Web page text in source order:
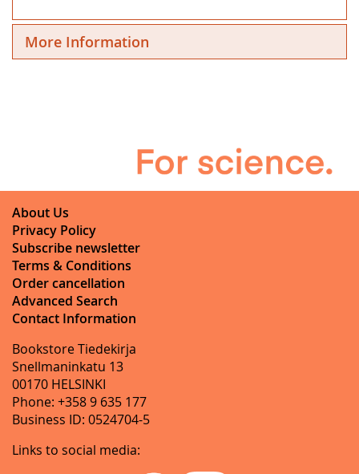
More Information
About Us
Privacy Policy
Subscribe newsletter
Terms & Conditions
Order cancellation
Advanced Search
Contact Information
Bookstore Tiedekirja
Snellmaninkatu 13
00170 HELSINKI
Phone: +358 9 635 177
Business ID: 0524704-5
Links to social media: